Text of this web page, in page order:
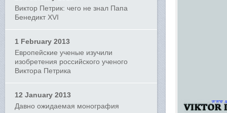
Виктор Петрик: чего не знал Папа
Бенедикт XVI
1 February 2013
Европейские ученые изучили
изобретения российского ученого
Виктора Петрика
12 January 2013
Давно ожидаемая монография